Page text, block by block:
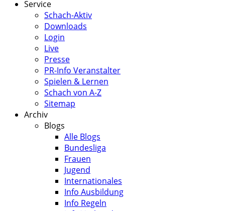
Service
Schach-Aktiv
Downloads
Login
Live
Presse
PR-Info Veranstalter
Spielen & Lernen
Schach von A-Z
Sitemap
Archiv
Blogs
Alle Blogs
Bundesliga
Frauen
Jugend
Internationales
Info Ausbildung
Info Regeln